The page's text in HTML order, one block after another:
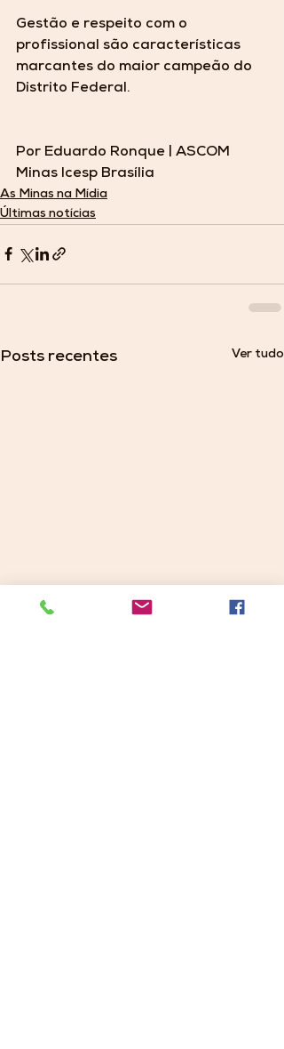
Gestão e respeito com o
profissional são características
marcantes do maior campeão do
Distrito Federal.
Por Eduardo Ronque | ASCOM
Minas Icesp Brasília
As Minas na Mídia
Últimas notícias
Posts recentes Ver tudo